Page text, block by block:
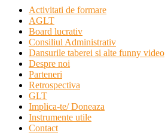
Activitati de formare
AGLT
Board lucrativ
Consiliul Administrativ
Dansurile taberei si alte funny video
Despre noi
Parteneri
Retrospectiva
GLT
Implica-te/ Doneaza
Instrumente utile
Contact